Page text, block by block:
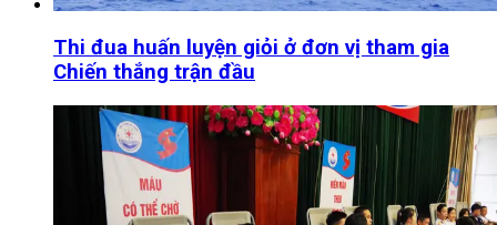
Thi đua huấn luyện giỏi ở đơn vị tham gia
Chiến thắng trận đầu